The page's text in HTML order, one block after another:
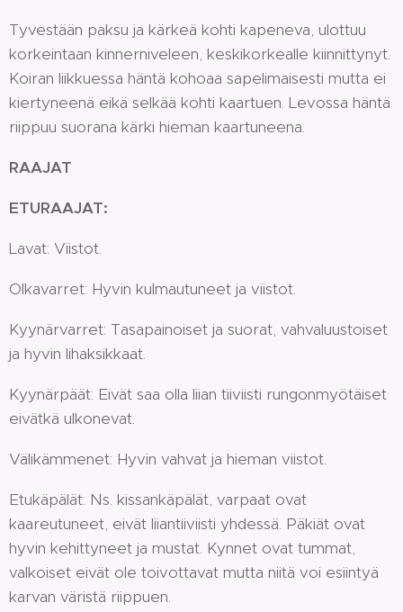
Tyvestään paksu ja kärkeä kohti kapeneva, ulottuu
korkeintaan kinnerniveleen, keskikorkealle kiinnittynyt.
Koiran liikkuessa häntä kohoaa sapelimaisesti mutta ei
kiertyneenä eikä selkää kohti kaartuen. Levossa häntä
riippuu suorana kärki hieman kaartuneena.
RAAJAT
ETURAAJAT:
Lavat: Viistot.
Olkavarret: Hyvin kulmautuneet ja viistot.
Kyynärvarret: Tasapainoiset ja suorat, vahvaluustoiset
ja hyvin lihaksikkaat.
Kyynärpäät: Eivät saa olla liian tiiviisti rungonmyötäiset
eivätkä ulkonevat.
Välikämmenet: Hyvin vahvat ja hieman viistot.
Etukäpälät: Ns. kissankäpälät, varpaat ovat
kaareutuneet, eivät liiantiiviisti yhdessä. Päkiät ovat
hyvin kehittyneet ja mustat. Kynnet ovat tummat,
valkoiset eivät ole toivottavat mutta niitä voi esiintyä
karvan väristä riippuen.